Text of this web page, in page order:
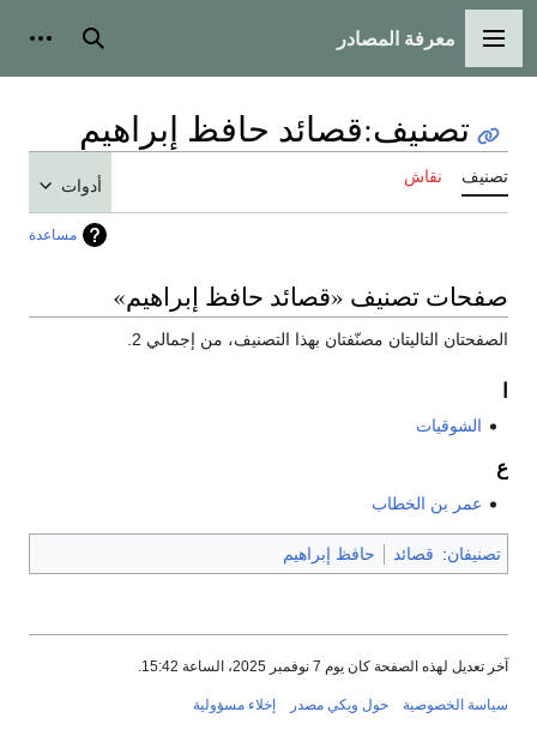
القائمة الرئيسية
معرفة المصادر بحث
تصنيف:قصائد حافظ إبراهيم
تصنيف نقاش أدوات
مساعدة
صفحات تصنيف «قصائد حافظ إبراهيم»
الصفحتان التاليتان مصنّفتان بهذا التصنيف، من إجمالي 2.
الشوقيات
ع
عمر بن الخطاب
تصنيفان: قصائد حافظ إبراهيم
آخر تعديل لهذه الصفحة كان يوم 7 نوفمبر 2025، الساعة 15:42.
سياسة الخصوصية حول ويكي مصدر إخلاء مسؤولية